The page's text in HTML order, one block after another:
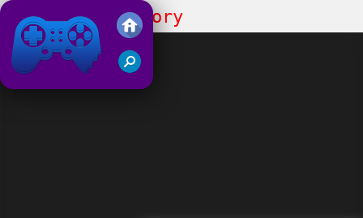
Juegos Friv 2019
Momo Horror Story